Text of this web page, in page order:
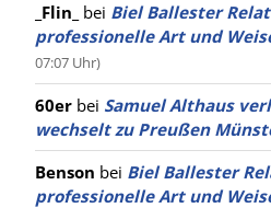
_Flin_ bei Biel Ballester
professionelle Art und
07:07 Uhr)
60er bei Samuel Althaus
wechselt zu Preußen
Benson bei Biel Ballester
professionelle Art und